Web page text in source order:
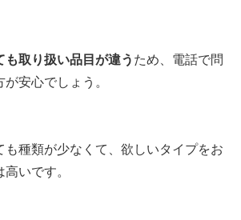
も取り扱い品目が違う ため、電話で問
安心でしょう。
も種類が少なくて、欲しいタイプをお
いです。